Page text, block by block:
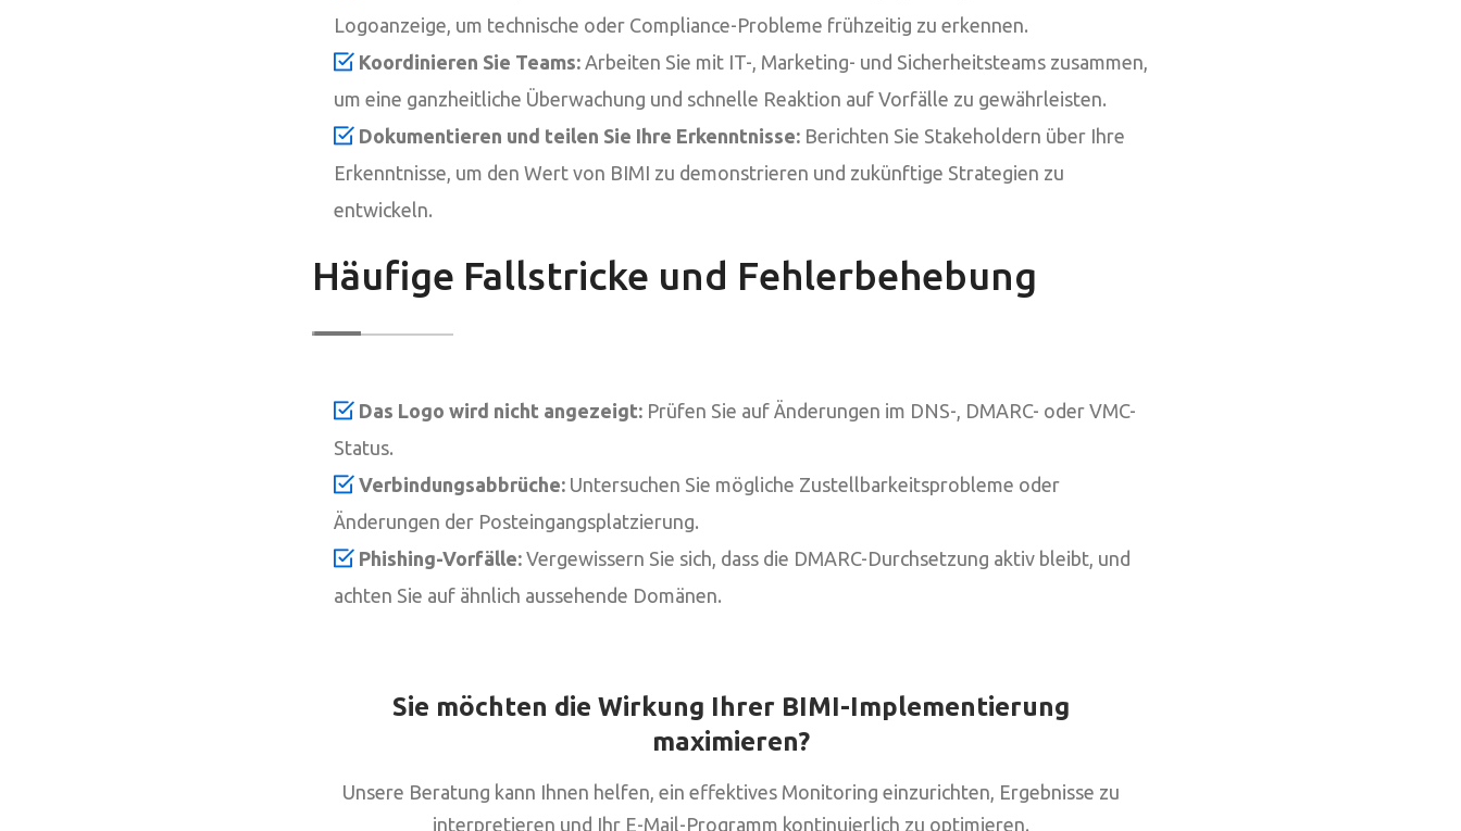
Logoanzeige, um technische oder Compliance-Probleme frühzeitig zu erkennen.
Koordinieren Sie Teams: Arbeiten Sie mit IT-, Marketing- und Sicherheitsteams zusammen,
um eine ganzheitliche Überwachung und schnelle Reaktion auf Vorfälle zu gewährleisten.
Dokumentieren und teilen Sie Ihre Erkenntnisse: Berichten Sie Stakeholdern über Ihre
Erkenntnisse, um den Wert von BIMI zu demonstrieren und zukünftige Strategien zu
entwickeln.
Häufige Fallstricke und Fehlerbehebung
Das Logo wird nicht angezeigt: Prüfen Sie auf Änderungen im DNS-, DMARC- oder VMC-
Status.
Verbindungsabbrüche: Untersuchen Sie mögliche Zustellbarkeitsprobleme oder
Änderungen der Posteingangsplatzierung.
Phishing-Vorfälle: Vergewissern Sie sich, dass die DMARC-Durchsetzung aktiv bleibt, und
achten Sie auf ähnlich aussehende Domänen.
Sie möchten die Wirkung Ihrer BIMI-Implementierung
maximieren?
Unsere Beratung kann Ihnen helfen, ein effektives Monitoring einzurichten, Ergebnisse zu
interpretieren und Ihr E-Mail-Programm kontinuierlich zu optimieren.